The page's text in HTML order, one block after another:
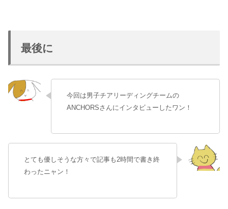
最後に
今回は男子チアリーディングチームの
ANCHORSさんにインタビューしたワン！
とても優しそうな方々で記事も2時間で書き終
わったニャン！